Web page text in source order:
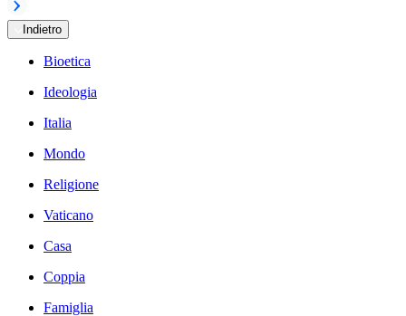
Indietro
Bioetica
Ideologia
Italia
Mondo
Religione
Vaticano
Casa
Coppia
Famiglia